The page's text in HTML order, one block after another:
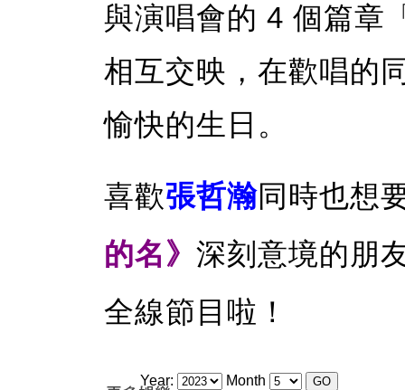
與演唱會的 4 個篇章
相互交映，在歡唱的
愉快的生日。
喜歡張哲瀚同時也想
的名》 深刻意境的朋
全線節目啦！
Year: Month